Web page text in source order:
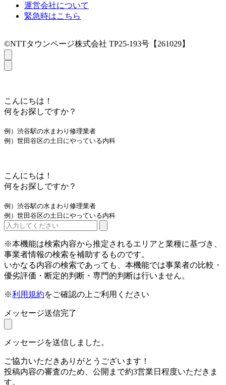
運営会社について
緊急時はこちら
©NTTタウンページ株式会社 TP25-193号【261029】
こんにちは！
何をお探しですか？
例）渋谷駅の水まわり修理業者
例）世田谷区の土日にやっている内科
こんにちは！
何をお探しですか？
例）渋谷駅の水まわり修理業者
例）世田谷区の土日にやっている内科
※本機能は検索内容から推定されるエリアと業種に基づき、
事業者情報の検索を補助するものです。
いかなる内容の検索であっても、本機能では事業者の比較・
優劣評価・断定的判断・専門的判断は行いません。
※利用規約をご確認の上ご利用ください
メッセージ送信完了
メッセージを送信しました。
ご協力いただきありがとうございます！
投稿内容の審査のため、公開まで約3営業日程度いただきま
す。